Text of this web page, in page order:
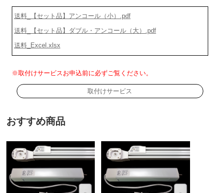
送料_【セット品】アンコール（小）.pdf
送料_【セット品】ダブル・アンコール（大）.pdf
送料_Excel.xlsx
※取付けサービスお申込前に必ずご覧ください。
取付けサービス
おすすめ商品